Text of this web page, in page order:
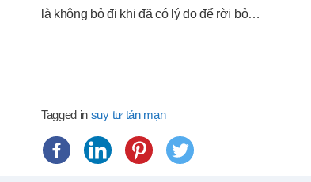
là không bỏ đi khi đã có lý do để rời bỏ…
Tagged in suy tư tản mạn